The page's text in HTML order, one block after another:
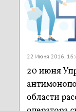
22 Июня 2016,
20 июня
области